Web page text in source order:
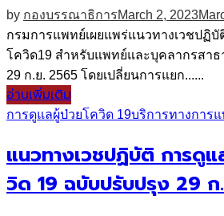
by กองบรรณาธิการMarch 2, 2023
กรมการแพทย์เผยแพร่แนวทางเวชปฏิ
โควิด19 สำหรับแพทย์และบุคลากรสา
29 ก.ย. 2565 โดยเปลี่ยนการแยก......
อ่านเพิ่มเติม
การดูแลผู้ป่วยโควิด 19บริการทางการ
แนวทางเวชปฏิบัติ การดู
วิด 19 ฉบับปรับปรุง 29